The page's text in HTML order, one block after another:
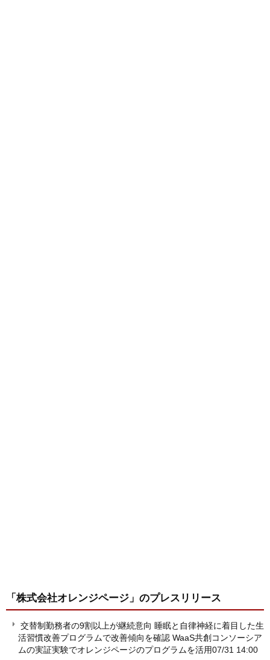
「株式会社オレンジページ」 のプレスリリース
交替制勤務者の9割以上が継続意向 睡眠と自律神経に着目した生
活習慣改善プログラムで改善傾向を確認 WaaS共創コンソーシア
ムの実証実験でオレンジページのプログラムを活用07/31 14:00